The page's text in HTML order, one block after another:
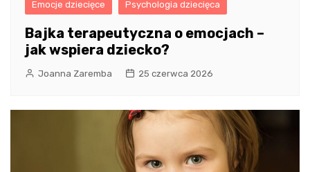
Emocje dziecięce Psychologia dziecięca
Bajka terapeutyczna o emocjach –
jak wspiera dziecko?
Joanna Zaremba 25 czerwca 2026